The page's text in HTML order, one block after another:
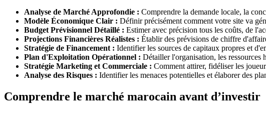
Analyse de Marché Approfondie : Comprendre la demande locale, la
Modèle Économique Clair : Définir précisément comment votre site va
Budget Prévisionnel Détaillé : Estimer avec précision tous les coûts, de
Projections Financières Réalistes : Établir des prévisions de chiffre
Stratégie de Financement : Identifier les sources de capitaux propres et
Plan d'Exploitation Opérationnel : Détailler l'organisation, les ressources
Stratégie Marketing et Commerciale : Comment attirer, fidéliser les
Analyse des Risques : Identifier les menaces potentielles et élaborer des
Comprendre le marché marocain avant d’investir